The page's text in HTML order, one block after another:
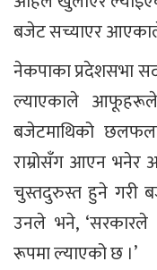
बजेट सच्याएर
नेकपाका प्रदेशसभा
ल्याएकाले आफूहरूले
बजेटमाथिको
राम्रोसँग आएन भनेर
चुस्तदुरुस्त हुने गरी
उनले भने,
रूपमा ल्याएको छ ।’